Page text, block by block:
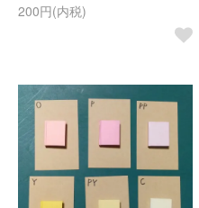
200円(内税)